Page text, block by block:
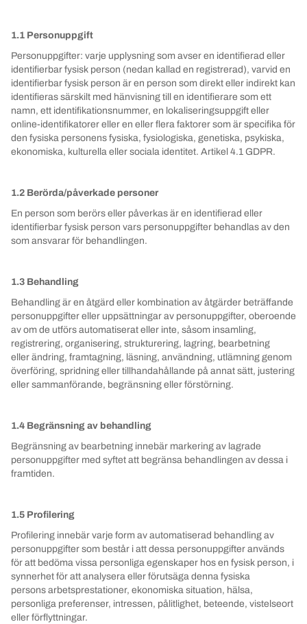
1.1 Personuppgift
Personuppgifter: varje upplysning som avser en identifierad eller
identifierbar fysisk person (nedan kallad en registrerad), varvid en
identifierbar fysisk person är en person som direkt eller indirekt kan
identifieras särskilt med hänvisning till en identifierare som ett
namn, ett identifikationsnummer, en lokaliseringsuppgift eller
online-identifikatorer eller en eller flera faktorer som är specifika för
den fysiska personens fysiska, fysiologiska, genetiska, psykiska,
ekonomiska, kulturella eller sociala identitet. Artikel 4.1 GDPR.
1.2 Berörda/påverkade personer
En person som berörs eller påverkas är en identifierad eller
identifierbar fysisk person vars personuppgifter behandlas av den
som ansvarar för behandlingen.
1.3 Behandling
Behandling är en åtgärd eller kombination av åtgärder beträffande
personuppgifter eller uppsättningar av personuppgifter, oberoende
av om de utförs automatiserat eller inte, såsom insamling,
registrering, organisering, strukturering, lagring, bearbetning
eller ändring, framtagning, läsning, användning, utlämning genom
överföring, spridning eller tillhandahållande på annat sätt, justering
eller sammanförande, begränsning eller förstörning.
1.4 Begränsning av behandling
Begränsning av bearbetning innebär markering av lagrade
personuppgifter med syftet att begränsa behandlingen av dessa i
framtiden.
1.5 Profilering
Profilering innebär varje form av automatiserad behandling av
personuppgifter som består i att dessa personuppgifter används
för att bedöma vissa personliga egenskaper hos en fysisk person, i
synnerhet för att analysera eller förutsäga denna fysiska
persons arbetsprestationer, ekonomiska situation, hälsa,
personliga preferenser, intressen, pålitlighet, beteende, vistelseort
eller förflyttningar.